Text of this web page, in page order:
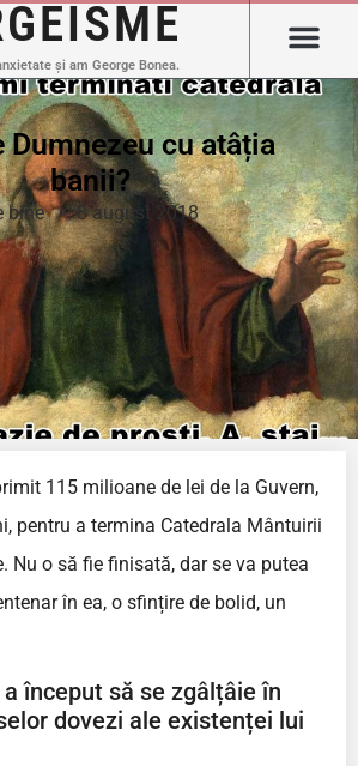
și am George Bonea.
Dumnezeu cu atâția
banii?
bine 8 august 2018
115 milioane de lei de la Guvern,
pentru a termina Catedrala Mântuirii
Nu o să fie finisată, dar se va putea
în ea, o sfințire de bolid, un
început să se zgâlțâie în
dovezi ale existenței lui